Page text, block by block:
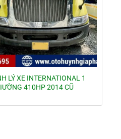
LÝ XE INTERNATIONAL 1
410HP 2014 CŨ